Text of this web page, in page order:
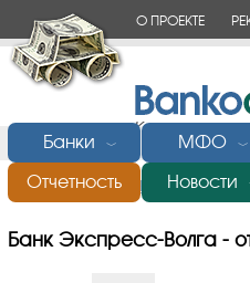
О ПРОЕКТЕ
Банки ﹀ МФО ﹀
Отчетность Новости
Главная/Банки России/
Банк Экспресс-Волга -